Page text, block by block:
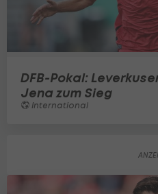
DFB-Pokal:
Jena zum Sieg
International